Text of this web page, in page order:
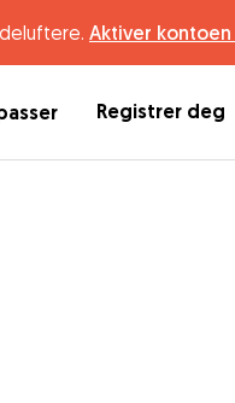
Aktiver kontoen
Registrer deg